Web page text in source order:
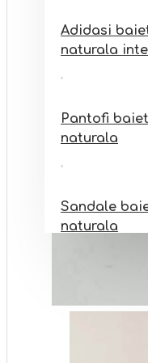
Adidasi
naturala
Pantofi
naturala
Sandale
naturala